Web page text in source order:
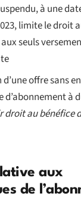
à une
limite le droit
seuls
offre sans
d’abonnement à
droit au bénéfice
aux
de